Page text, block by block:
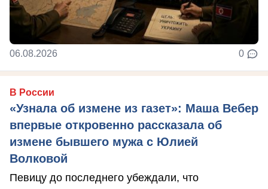
06.08.2026 0
В России
«Узнала об измене из газет»: Маша Вебер
впервые откровенно рассказала об
измене бывшего мужа с Юлией
Волковой
Певицу до последнего убеждали, что